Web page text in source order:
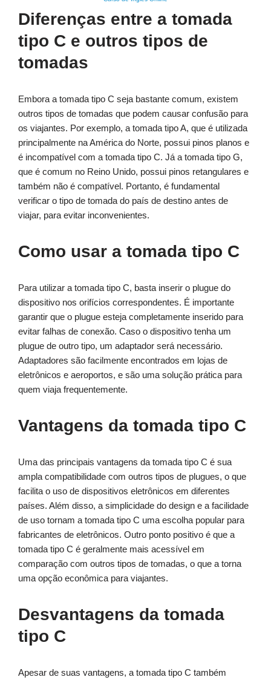
Diferenças entre a tomada
tipo C e outros tipos de
tomadas
Embora a tomada tipo C seja bastante comum, existem
outros tipos de tomadas que podem causar confusão para
os viajantes. Por exemplo, a tomada tipo A, que é utilizada
principalmente na América do Norte, possui pinos planos e
é incompatível com a tomada tipo C. Já a tomada tipo G,
que é comum no Reino Unido, possui pinos retangulares e
também não é compatível. Portanto, é fundamental
verificar o tipo de tomada do país de destino antes de
viajar, para evitar inconvenientes.
Como usar a tomada tipo C
Para utilizar a tomada tipo C, basta inserir o plugue do
dispositivo nos orifícios correspondentes. É importante
garantir que o plugue esteja completamente inserido para
evitar falhas de conexão. Caso o dispositivo tenha um
plugue de outro tipo, um adaptador será necessário.
Adaptadores são facilmente encontrados em lojas de
eletrônicos e aeroportos, e são uma solução prática para
quem viaja frequentemente.
Vantagens da tomada tipo C
Uma das principais vantagens da tomada tipo C é sua
ampla compatibilidade com outros tipos de plugues, o que
facilita o uso de dispositivos eletrônicos em diferentes
países. Além disso, a simplicidade do design e a facilidade
de uso tornam a tomada tipo C uma escolha popular para
fabricantes de eletrônicos. Outro ponto positivo é que a
tomada tipo C é geralmente mais acessível em
comparação com outros tipos de tomadas, o que a torna
uma opção econômica para viajantes.
Desvantagens da tomada
tipo C
Apesar de suas vantagens, a tomada tipo C também